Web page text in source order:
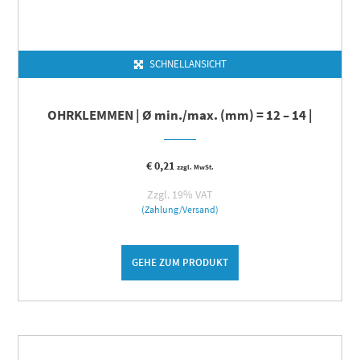
SCHNELLANSICHT
OHRKLEMMEN | Ø min./max. (mm) = 12 – 14 |
€0,21 zzgl. MwSt.
Zzgl. 19% VAT
(Zahlung/Versand)
GEHE ZUM PRODUKT